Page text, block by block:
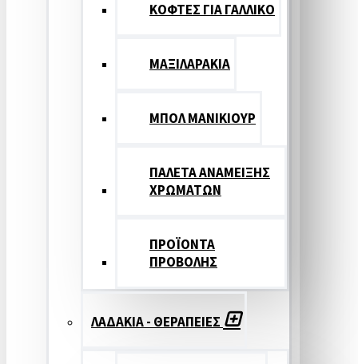
ΚΟΦΤΕΣ ΓΙΑ ΓΑΛΛΙΚΟ
ΜΑΞΙΛΑΡΑΚΙΑ
ΜΠΟΛ ΜΑΝΙΚΙΟΥΡ
ΠΑΛΕΤΑ ΑΝΑΜΕΙΞΗΣ
ΧΡΩΜΑΤΩΝ
ΠΡΟΪΟΝΤΑ
ΠΡΟΒΟΛΗΣ
ΛΑΔΑΚΙΑ - ΘΕΡΑΠΕΙΕΣ